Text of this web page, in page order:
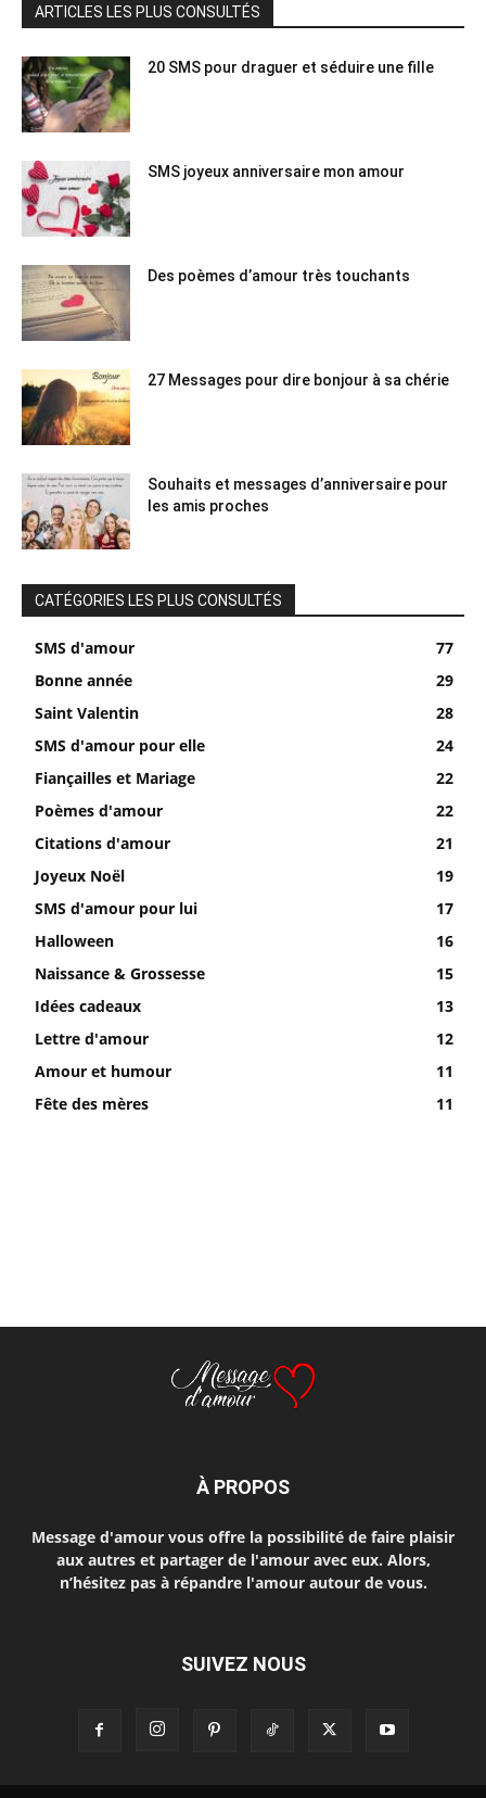
ARTICLES LES PLUS CONSULTÉS
20 SMS pour draguer et séduire une fille
SMS joyeux anniversaire mon amour
Des poèmes d’amour très touchants
27 Messages pour dire bonjour à sa chérie
Souhaits et messages d’anniversaire pour
les amis proches
CATÉGORIES LES PLUS CONSULTÉS
SMS d'amour
77
Bonne année
29
Saint Valentin
28
SMS d'amour pour elle
24
Fiançailles et Mariage
22
Poèmes d'amour
22
Citations d'amour
21
Joyeux Noël
19
SMS d'amour pour lui
17
Halloween
16
Naissance & Grossesse
15
Idées cadeaux
13
Lettre d'amour
12
Amour et humour
11
Fête des mères
11
À PROPOS
Message d'amour vous offre la possibilité de faire plaisir
aux autres et partager de l'amour avec eux. Alors,
n’hésitez pas à répandre l'amour autour de vous.
SUIVEZ NOUS